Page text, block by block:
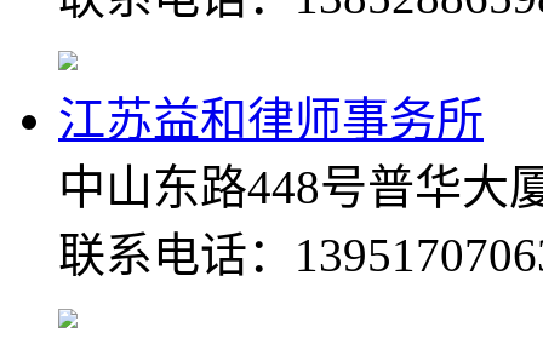
江苏益和律师事务所
中山东路448号普华大
联系电话：